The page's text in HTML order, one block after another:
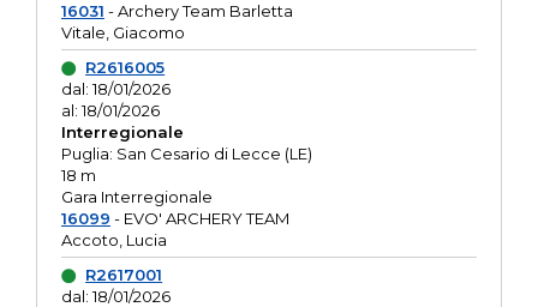
16031 - Archery Team Barletta
Vitale, Giacomo
R2616005
dal: 18/01/2026
al: 18/01/2026
Interregionale
Puglia: San Cesario di Lecce (LE)
18 m
Gara Interregionale
16099 - EVO' ARCHERY TEAM
Accoto, Lucia
R2617001
dal: 18/01/2026